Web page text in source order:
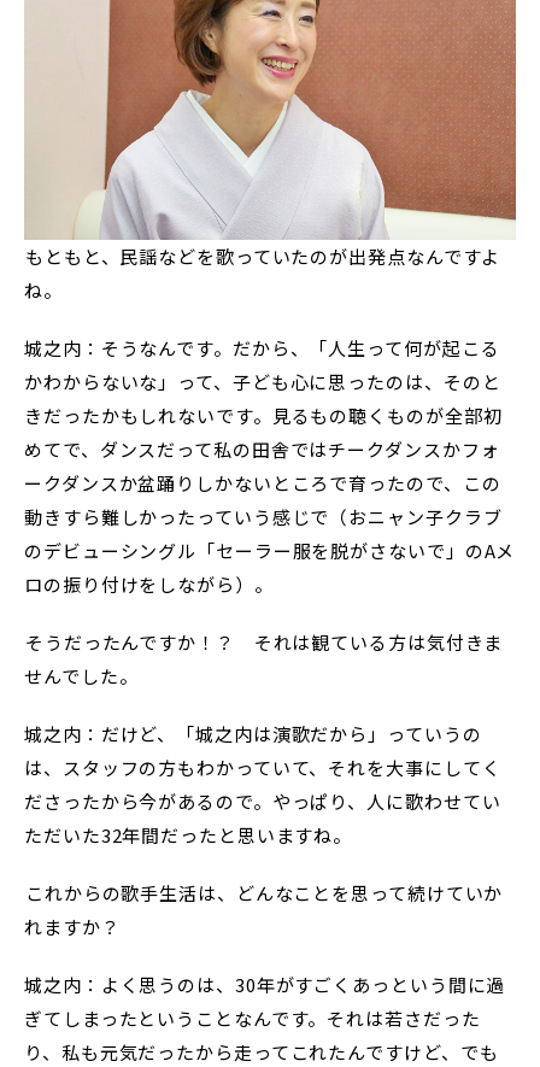
――もともと、民謡などを歌っていたのが出発点なんですよ
ね。
城之内：そうなんです。だから、「人生って何が起こる
かわからないな」って、子ども心に思ったのは、そのと
きだったかもしれないです。見るもの聴くものが全部初
めてで、ダンスだって私の田舎ではチークダンスかフォ
ークダンスか盆踊りしかないところで育ったので、この
動きすら難しかったっていう感じで（おニャン子クラブ
のデビューシングル「セーラー服を脱がさないで」のAメ
ロの振り付けをしながら）。
――そうだったんですか！？ それは観ている方は気付きま
せんでした。
城之内：だけど、「城之内は演歌だから」っていうの
は、スタッフの方もわかっていて、それを大事にしてく
ださったから今があるので。やっぱり、人に歌わせてい
ただいた32年間だったと思いますね。
――これからの歌手生活は、どんなことを思って続けていか
れますか？
城之内：よく思うのは、30年がすごくあっという間に過
ぎてしまったということなんです。それは若さだった
り、私も元気だったから走ってこれたんですけど、でも